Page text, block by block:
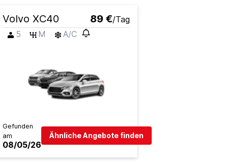
Volvo XC40 89 €/Tag
5
M A/C
Gefunden
am
08/05/26
Ähnliche Angebote finden